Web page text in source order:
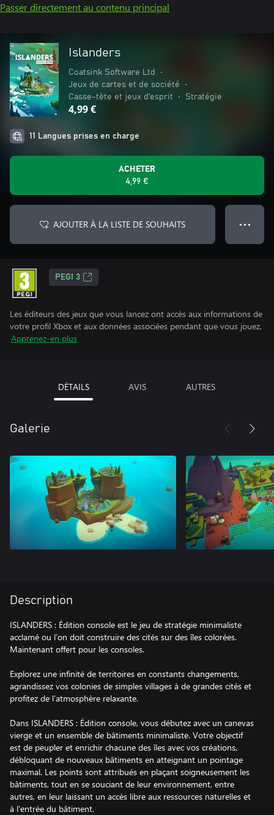
Passer directement au contenu principal
Islanders
Coatsink Software Ltd
•
Jeux de cartes et de société
•
Casse-tête et jeux d'esprit
• Stratégie
4,99 €
11 Langues prises en charge
ACHETER
4,99 €
AJOUTER À LA LISTE DE SOUHAITS ● ● ●
PEGI 3
Les éditeurs des jeux que vous lancez ont accès aux informations de
votre profil Xbox et aux données associées pendant que vous jouez.
Apprenez-en plus
DÉTAILS AVIS AUTRES
Galerie
Description
ISLANDERS : Édition console est le jeu de stratégie minimaliste
acclamé ou l’on doit construire des cités sur des îles colorées.
Maintenant offert pour les consoles.
Explorez une infinité de territoires en constants changements,
agrandissez vos colonies de simples villages à de grandes cités et
profitez de l’atmosphère relaxante.
Dans ISLANDERS : Édition console, vous débutez avec un canevas
vierge et un ensemble de bâtiments minimaliste. Votre objectif
est de peupler et enrichir chacune des îles avec vos créations,
débloquant de nouveaux bâtiments en atteignant un pointage
maximal. Les points sont attribués en plaçant soigneusement les
bâtiments, tout en se souciant de leur environnement, entre
autres, en leur laissant un accès libre aux ressources naturelles et
à l'entrée du bâtiment.